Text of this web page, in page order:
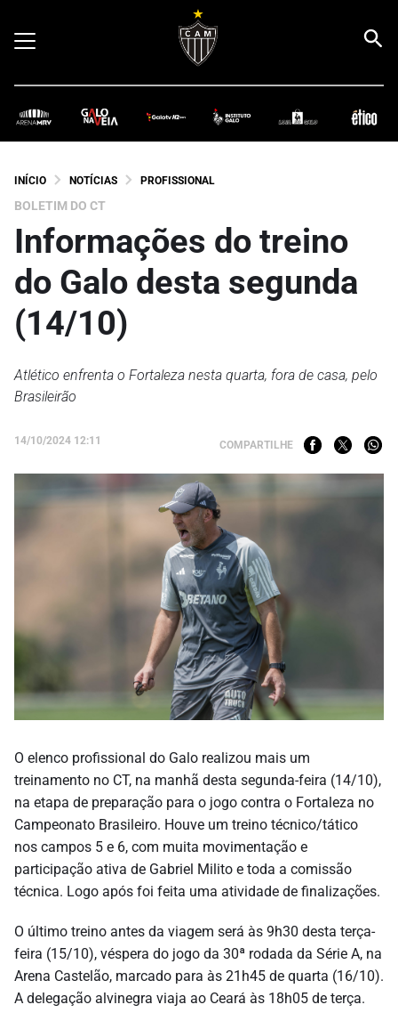
INÍCIO NOTÍCIAS PROFISSIONAL
BOLETIM DO CT
Informações do treino
do Galo desta segunda
(14/10)
Atlético enfrenta o Fortaleza nesta quarta, fora de casa, pelo
Brasileirão
14/10/2024 12:11 COMPARTILHE
O elenco profissional do Galo realizou mais um
treinamento no CT, na manhã desta segunda-feira (14/10),
na etapa de preparação para o jogo contra o Fortaleza no
Campeonato Brasileiro. Houve um treino técnico/tático
nos campos 5 e 6, com muita movimentação e
participação ativa de Gabriel Milito e toda a comissão
técnica. Logo após foi feita uma atividade de finalizações.
O último treino antes da viagem será às 9h30 desta terça-
feira (15/10), véspera do jogo da 30ª rodada da Série A, na
Arena Castelão, marcado para às 21h45 de quarta (16/10).
A delegação alvinegra viaja ao Ceará às 18h05 de terça.